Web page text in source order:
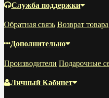
Служба поддержки
Обратная связь Возврат товара
Дополнительно
Производители Подарочные
Личный Кабинет